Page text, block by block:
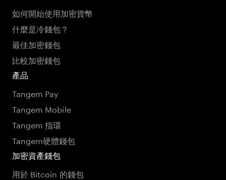
如何開始使用加密貨幣
什麼是冷錢包？
最佳加密錢包
比較加密錢包
產品
Tangem Pay
Tangem Mobile
Tangem 指環
Tangem硬體錢包
加密資產錢包
用於 Bitcoin 的錢包